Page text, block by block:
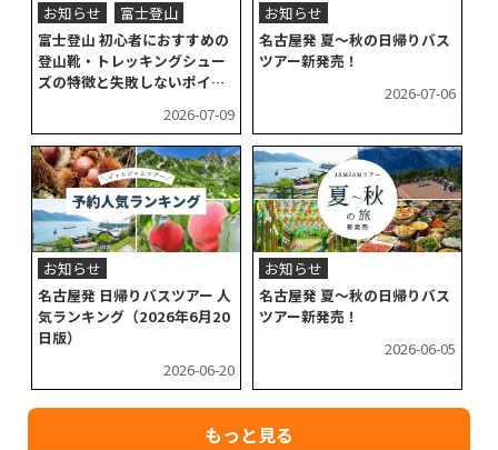
お知らせ
富士登山
富士登山 初心者におすすめの
登山靴・トレッキングシュー
ズの特徴と失敗しないポイン
2026-07-09
お知らせ
名古屋発 夏～秋の日帰りバス
ツアー新発売！
2026-07-06
お知らせ
名古屋発 日帰りバスツアー 人
気ランキング（2026年6月20
日版）
2026-06-20
お知らせ
名古屋発 夏～秋の日帰りバス
ツアー新発売！
2026-06-05
もっと見る